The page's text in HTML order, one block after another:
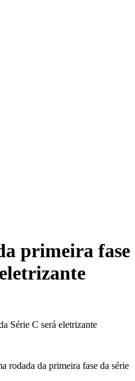
primeira fase
rodada da primeira fase da série